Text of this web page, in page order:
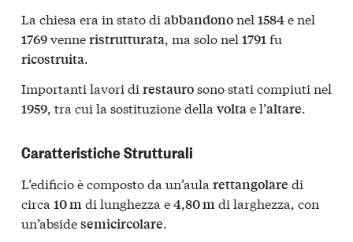
La chiesa era in stato di abbandononel 1584e nel
1769venneristrutturata, ma solo nel 1791fu
ricostruita.
Importanti lavori di restaurosono stati compiuti nel
1959, tra cui la sostituzione della voltae l’altare.
Caratteristiche Strutturali
L’edificio è composto da un’aula rettangolare di
circa 10 mdi lunghezza e4,80 mdi larghezza, con
un’absidesemicircolare.